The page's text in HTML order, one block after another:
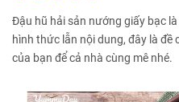
Đậu hũ hải sản nướng giấy bạc
hình thức lẫn nội dung, đây là
của bạn để cả nhà cùng mê nhé.